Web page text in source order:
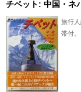
チベット: 中国・ネ
旅行
帯付。